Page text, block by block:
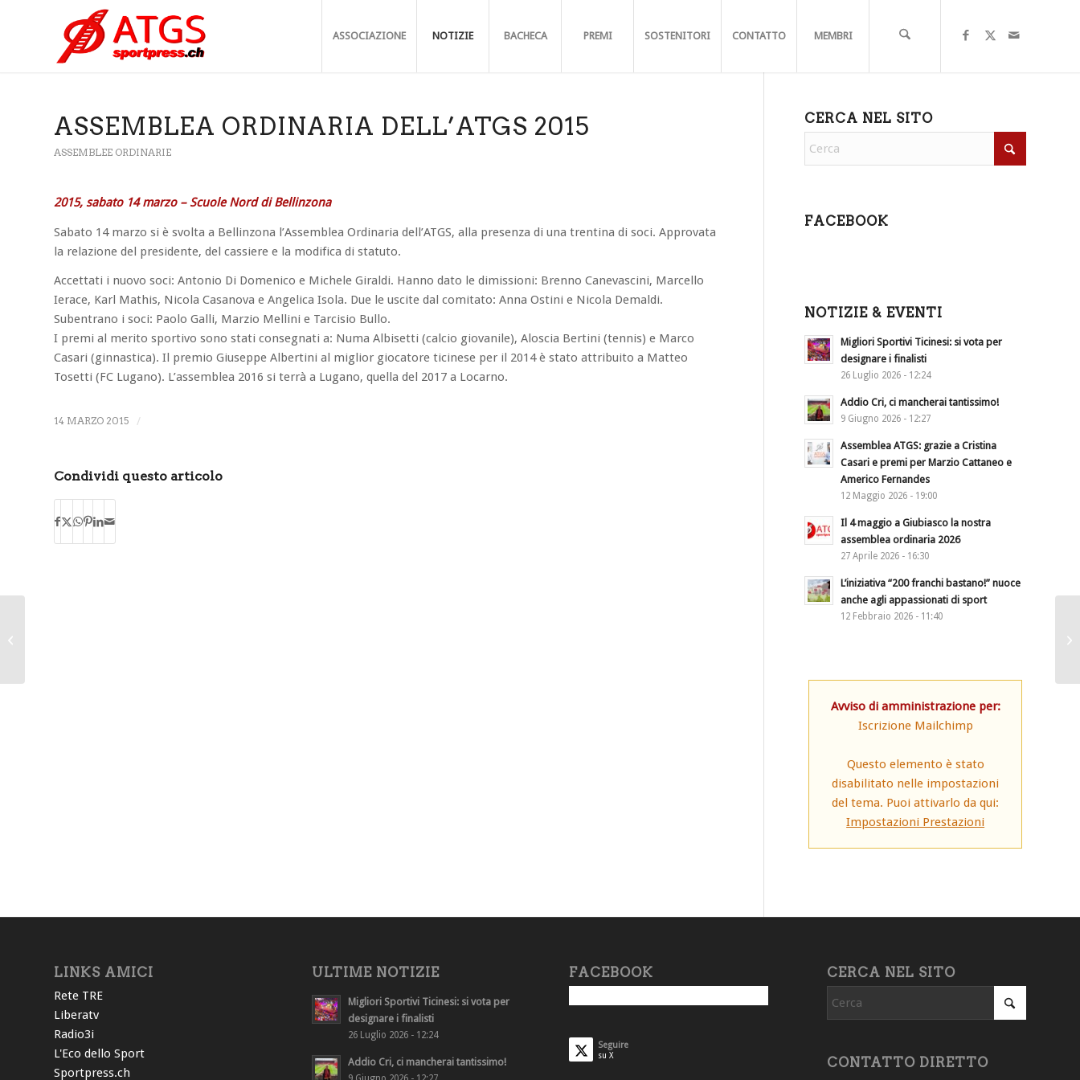
ASSOCIAZIONE NOTIZIE BACHECA PREMI SOSTENITORI CONTATTO MEMBRI
ASSEMBLEA ORDINARIA DELL’ATGS 2015
ASSEMBLEE ORDINARIE
2015, sabato 14 marzo – Scuole Nord di Bellinzona
Sabato 14 marzo si è svolta a Bellinzona l’Assemblea Ordinaria dell’ATGS, alla presenza di una trentina di soci. Approvata
la relazione del presidente, del cassiere e la modifica di statuto.
Accettati i nuovo soci: Antonio Di Domenico e Michele Giraldi. Hanno dato le dimissioni: Brenno Canevascini, Marcello
Ierace, Karl Mathis, Nicola Casanova e Angelica Isola. Due le uscite dal comitato: Anna Ostini e Nicola Demaldi.
Subentrano i soci: Paolo Galli, Marzio Mellini e Tarcisio Bullo.
I premi al merito sportivo sono stati consegnati a: Numa Albisetti (calcio giovanile), Aloscia Bertini (tennis) e Marco
Casari (ginnastica). Il premio Giuseppe Albertini al miglior giocatore ticinese per il 2014 è stato attribuito a Matteo
Tosetti (FC Lugano). L’assemblea 2016 si terrà a Lugano, quella del 2017 a Locarno.
14 MARZO 2015 /
Condividi questo articolo
CERCA NEL SITO
FACEBOOK
NOTIZIE & EVENTI
Migliori Sportivi Ticinesi: si vota per
designare i finalisti
26 Luglio 2026 - 12:24
Addio Cri, ci mancherai tantissimo!
9 Giugno 2026 - 12:27
Assemblea ATGS: grazie a Cristina
Casari e premi per Marzio Cattaneo e
Americo Fernandes
12 Maggio 2026 - 19:00
Il 4 maggio a Giubiasco la nostra
assemblea ordinaria 2026
27 Aprile 2026 - 16:30
L’iniziativa “200 franchi bastano!” nuoce
anche agli appassionati di sport
12 Febbraio 2026 - 11:40
Avviso di amministrazione per:
Iscrizione Mailchimp
Questo elemento è stato
disabilitato nelle impostazioni
del tema. Puoi attivarlo da qui:
Impostazioni Prestazioni
LINKS AMICI
Rete TRE
Liberatv
Radio3i
L'Eco dello Sport
Sportpress.ch
ULTIME NOTIZIE
Migliori Sportivi Ticinesi: si vota per
designare i finalisti
26 Luglio 2026 - 12:24
Addio Cri, ci mancherai tantissimo!
FACEBOOK
Seguire
su X
CERCA NEL SITO
CONTATTO DIRETTO